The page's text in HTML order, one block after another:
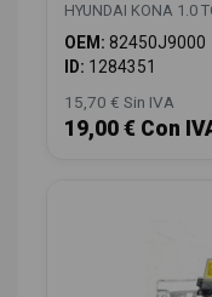
HYUNDAI KONA 1.0
OEM: 82450J9000
ID: 1284351
15,70 € Sin IVA
19,00 € Con